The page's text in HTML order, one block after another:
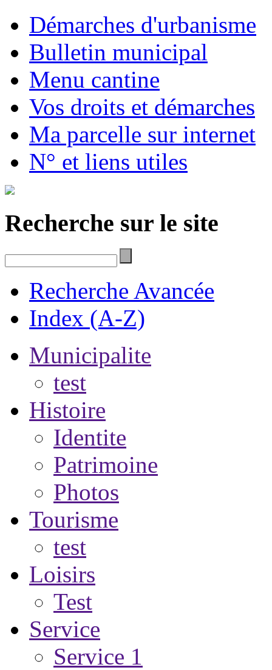
Démarches d'urbanisme
Bulletin municipal
Menu cantine
Vos droits et démarches
Ma parcelle sur internet
N° et liens utiles
Recherche sur le site
Recherche Avancée
Index (A-Z)
Municipalite
test
Histoire
Identite
Patrimoine
Photos
Tourisme
test
Loisirs
Test
Service
Service 1